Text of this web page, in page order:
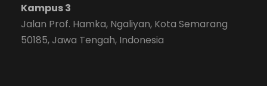
Kampus 3
Jalan Prof. Hamka, Ngaliyan, Kota Semarang
50185, Jawa Tengah, Indonesia